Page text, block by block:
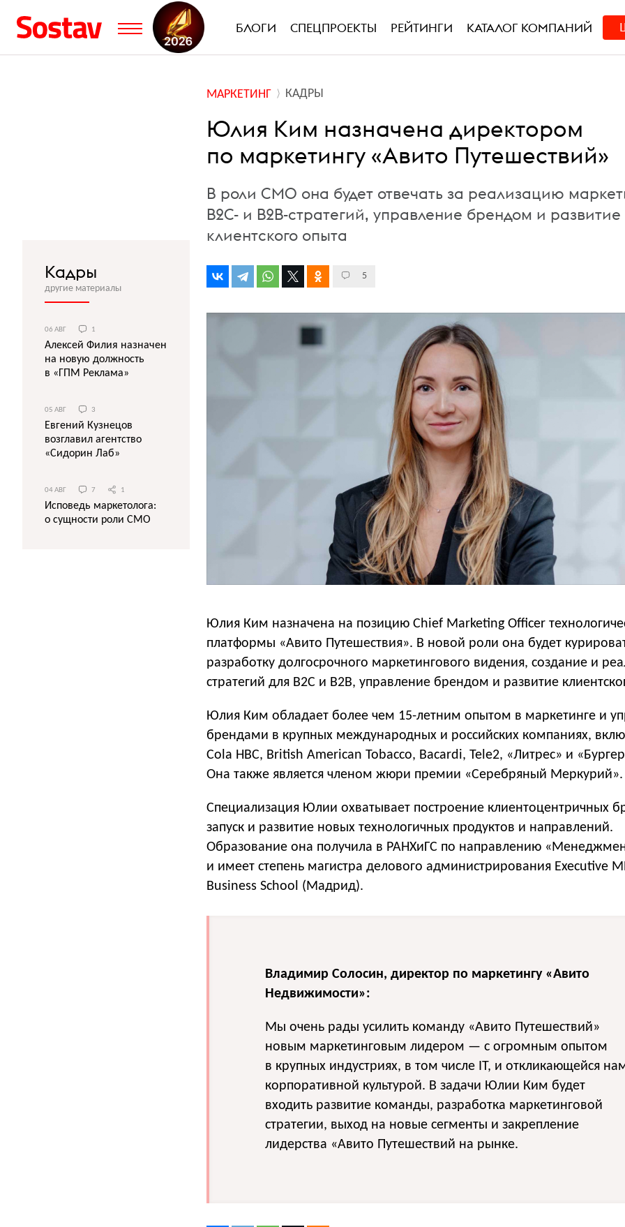
БЛОГИ СПЕЦПРОЕКТЫ РЕЙТИНГИ КАТАЛОГ КОМПАНИЙ
МАРКЕТИНГ КАДРЫ
Юлия Ким назначена директором
по маркетингу «Авито Путешествий»
В роли CMO она будет отвечать за реализацию
B2C- и B2B-стратегий, управление брендом и развитие
клиентского опыта
5
Юлия Ким назначена на позицию Chief Marketing Officer
платформы «Авито Путешествия». В новой роли она будет
разработку долгосрочного маркетингового видения, создание и
стратегий для B2C и B2B, управление брендом и развитие
Юлия Ким обладает более чем 15-летним опытом в маркетинге и
брендами в крупных международных и российских компаниях,
Cola HBC, British American Tobacco, Bacardi, Tele2, «Литрес» и
Она также является членом жюри премии «Серебряный Меркурий».
Специализация Юлии охватывает построение клиентоцентричных
запуск и развитие новых технологичных продуктов и направлений.
Образование она получила в РАНХиГС по направлению
и имеет степень магистра делового администрирования Executive
Business School (Мадрид).
Владимир Солосин, директор по маркетингу «Авито
Недвижимости»:
Мы очень рады усилить команду «Авито Путешествий»
новым маркетинговым лидером — с огромным опытом
в крупных индустриях, в том числе IT, и откликающейся
корпоративной культурой. В задачи Юлии Ким будет
входить развитие команды, разработка маркетинговой
стратегии, выход на новые сегменты и закрепление
лидерства «Авито Путешествий на рынке.
Кадры
другие материалы
06 АВГ 1
Алексей Филия назначен
на новую должность
в «ГПМ Реклама»
05 АВГ 3
Евгений Кузнецов
возглавил агентство
«Сидорин Лаб»
04 АВГ 7 1
Исповедь маркетолога:
о сущности роли СМО